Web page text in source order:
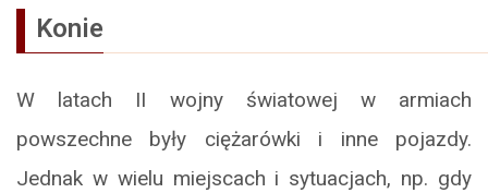
Konie
W latach II wojny światowej w armiach
powszechne były ciężarówki i inne pojazdy.
Jednak w wielu miejscach i sytuacjach, np. gdy